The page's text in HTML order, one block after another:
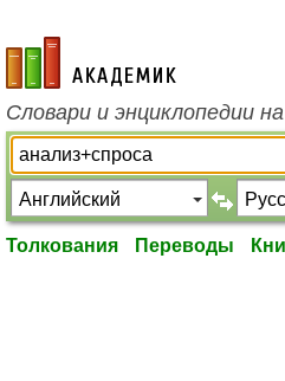
academic.ru
Словари и энциклопедии
Толкования Переводы